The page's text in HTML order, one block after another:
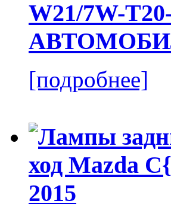
[подробнее]